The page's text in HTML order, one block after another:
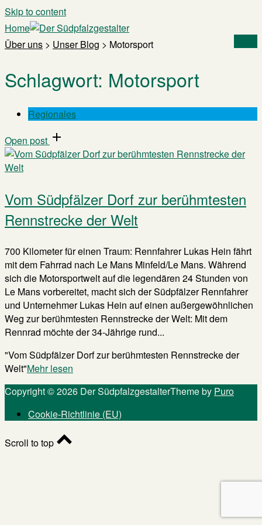
Skip to content
Home
Über uns > Unser Blog > Motorsport
Schlagwort: Motorsport
Regionales
Open post
Vom Südpfälzer Dorf zur berühmtesten
Rennstrecke der Welt
700 Kilometer für einen Traum: Rennfahrer Lukas Hein fährt
mit dem Fahrrad nach Le Mans Minfeld/Le Mans. Während
sich die Motorsportwelt auf die legendären 24 Stunden von
Le Mans vorbereitet, macht sich der Südpfälzer Rennfahrer
und Unternehmer Lukas Hein auf einen außergewöhnlichen
Weg zur berühmtesten Rennstrecke der Welt: Mit dem
Rennrad möchte der 34-Jährige rund...
"Vom Südpfälzer Dorf zur berühmtesten Rennstrecke der
Welt"Mehr lesen
Copyright © 2026 Der SüdpfalzgestalterTheme by Puro
Cookie-Richtlinie (EU)
Scroll to top